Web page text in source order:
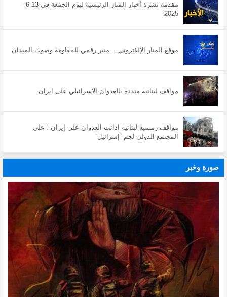
مقدمة نشرة أخبار المنار الرئيسية ليوم الجمعة في 13-6-
2025
موقع المنار الإلكتروني… منبر رقمي للمقاومة وصوت الميدان
مواقف لبنانية منددة بالعدوان الاسرائيلي على ايران
مواقف رسمية لبنانية ادانت العدوان على إيران : على
المجتمع الدولي لجم “إسرائيل”
صورة وخبر